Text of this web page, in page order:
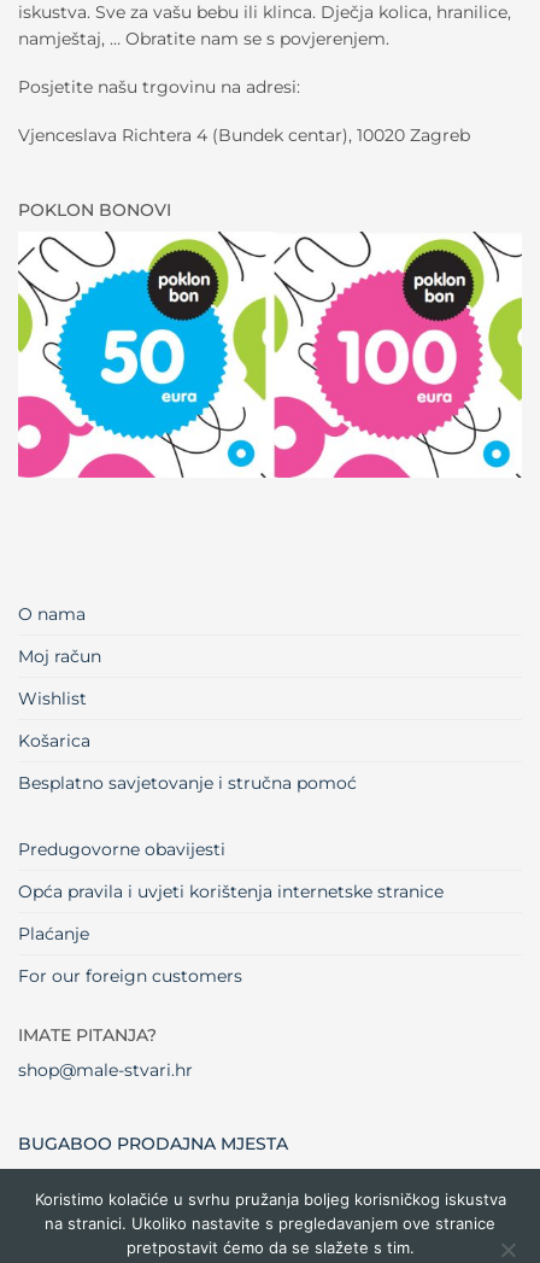
iskustva. Sve za vašu bebu ili klinca. Dječja kolica, hranilice,
namještaj, … Obratite nam se s povjerenjem.
Posjetite našu trgovinu na adresi:
Vjenceslava Richtera 4 (Bundek centar), 10020 Zagreb
POKLON BONOVI
O nama
Moj račun
Wishlist
Košarica
Besplatno savjetovanje i stručna pomoć
Predugovorne obavijesti
Opća pravila i uvjeti korištenja internetske stranice
Plaćanje
For our foreign customers
IMATE PITANJA?
shop@male-stvari.hr
BUGABOO PRODAJNA MJESTA
Visa MasterCardMaestro Dinners
Club
Credit
Card
Cash
Koristimo kolačiće u svrhu pružanja boljeg korisničkog iskustva
na stranici. Ukoliko nastavite s pregledavanjem ove stranice
pretpostavit ćemo da se slažete s tim.